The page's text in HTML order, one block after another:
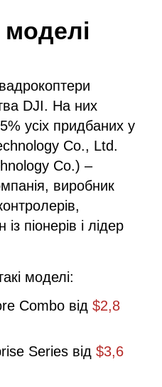
DJI. На них
усіх придбаних у
Co., Ltd.
Co.) –
виробник
піонерів і лідер
моделі:
Combo від $2,8
Series від $3,6